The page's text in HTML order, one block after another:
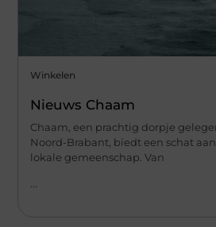
Winkelen
Nieuws Chaam
Chaam, een prachtig dorpje
Noord-Brabant, biedt een schat
lokale gemeenschap. Van